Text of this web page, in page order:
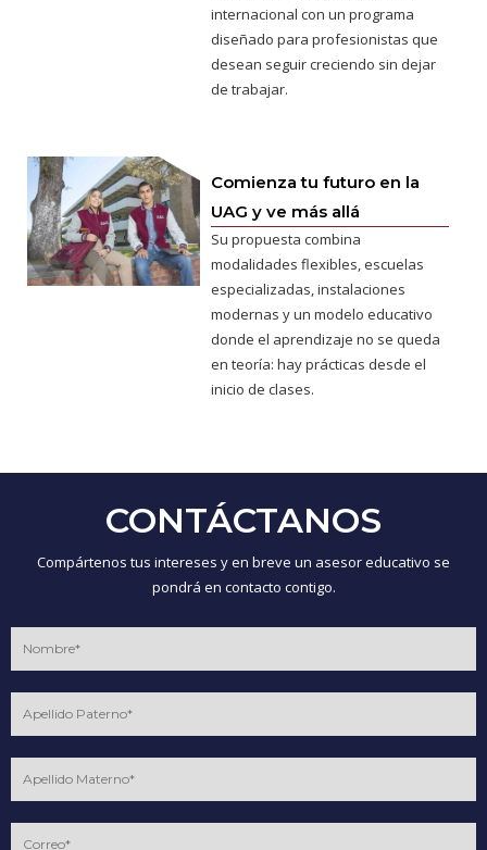
internacional con un programa
diseñado para profesionistas que
desean seguir creciendo sin dejar
de trabajar.
Comienza tu futuro en la
UAG y ve más allá
Su propuesta combina
modalidades flexibles, escuelas
especializadas, instalaciones
modernas y un modelo educativo
donde el aprendizaje no se queda
en teoría: hay prácticas desde el
inicio de clases.
CONTÁCTANOS
Compártenos tus intereses y en breve un asesor educativo se
pondrá en contacto contigo.